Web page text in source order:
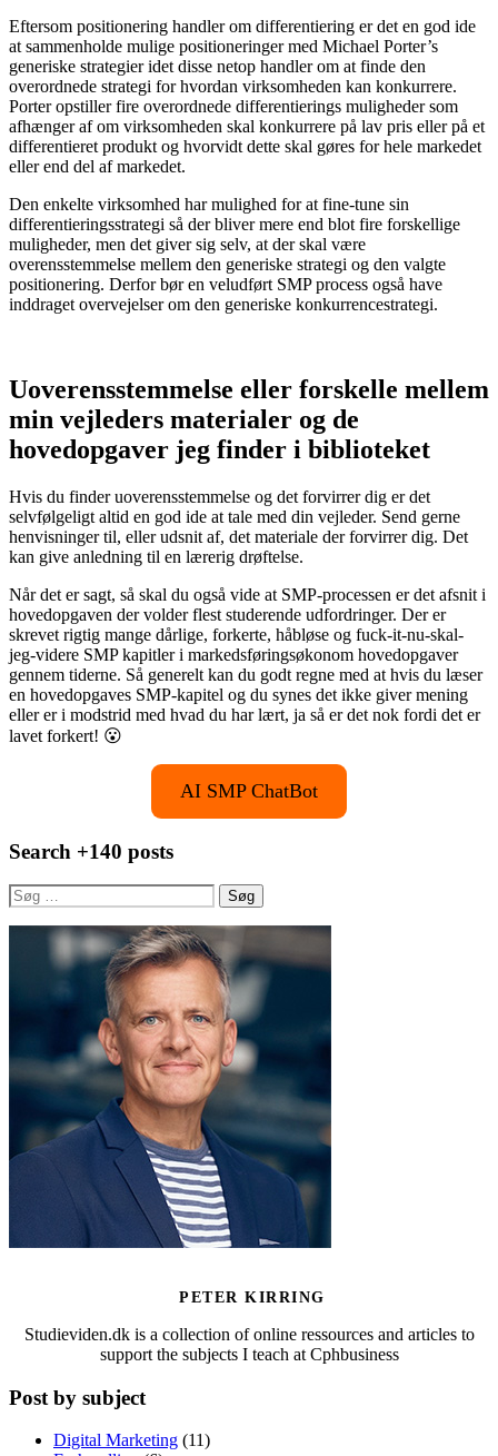
Eftersom positionering handler om differentiering er det en god ide
at sammenholde mulige positioneringer med Michael Porter’s
generiske strategier idet disse netop handler om at finde den
overordnede strategi for hvordan virksomheden kan konkurrere.
Porter opstiller fire overordnede differentierings muligheder som
afhænger af om virksomheden skal konkurrere på lav pris eller på et
differentieret produkt og hvorvidt dette skal gøres for hele markedet
eller end del af markedet.
Den enkelte virksomhed har mulighed for at fine-tune sin
differentieringsstrategi så der bliver mere end blot fire forskellige
muligheder, men det giver sig selv, at der skal være
overensstemmelse mellem den generiske strategi og den valgte
positionering. Derfor bør en veludført SMP process også have
inddraget overvejelser om den generiske konkurrencestrategi.
Uoverensstemmelse eller forskelle mellem
min vejleders materialer og de
hovedopgaver jeg finder i biblioteket
Hvis du finder uoverensstemmelse og det forvirrer dig er det
selvfølgeligt altid en god ide at tale med din vejleder. Send gerne
henvisninger til, eller udsnit af, det materiale der forvirrer dig. Det
kan give anledning til en lærerig drøftelse.
Når det er sagt, så skal du også vide at SMP-processen er det afsnit i
hovedopgaven der volder flest studerende udfordringer. Der er
skrevet rigtig mange dårlige, forkerte, håbløse og fuck-it-nu-skal-
jeg-videre SMP kapitler i markedsføringsøkonom hovedopgaver
gennem tiderne. Så generelt kan du godt regne med at hvis du læser
en hovedopgaves SMP-kapitel og du synes det ikke giver mening
eller er i modstrid med hvad du har lært, ja så er det nok fordi det er
lavet forkert! 😮
AI SMP ChatBot
Search +140 posts
Søg
efter:
PETER KIRRING
Studieviden.dk is a collection of online ressources and articles to
support the subjects I teach at Cphbusiness
Post by subject
Digital Marketing (11)